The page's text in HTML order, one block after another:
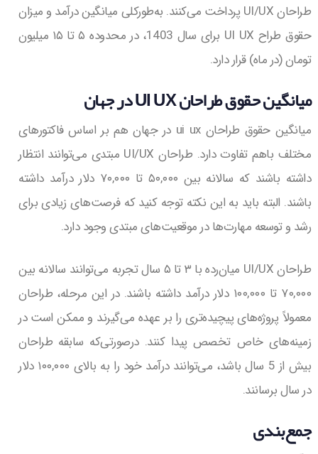
طراحان UI/UX پرداخت می‌کنند. به‌طورکلی میانگین درآمد و میزان
حقوق طراح UI UX برای سال 1403، در محدوده ۵ تا ۱۵ میلیون
تومان (در ماه) قرار دارد.
میانگین حقوق طراحان UI UX در جهان
میانگین حقوق طراحان ui ux در جهان هم بر اساس فاکتورهای
مختلف باهم تفاوت دارد. طراحان UI/UX مبتدی می‌توانند انتظار
داشته باشند که سالانه بین ۵۰,۰۰۰ تا ۷۰,۰۰۰ دلار درآمد داشته
باشند. البته باید به این نکته توجه کنید که فرصت‌های زیادی برای
رشد و توسعه مهارت‌ها در موقعیت‌های مبتدی وجود دارد.
طراحان UI/UX میان‌رده با ۳ تا ۵ سال تجربه می‌توانند سالانه بین
۷۰,۰۰۰ تا ۱۰۰,۰۰۰ دلار درآمد داشته باشند. در این مرحله، طراحان
معمولاً پروژه‌های پیچیده‌تری را بر عهده می‌گیرند و ممکن است در
زمینه‌های خاص تخصص پیدا کنند. درصورتی‌که سابقه طراحان
بیش از 5 سال باشد، می‌توانند درآمد خود را به بالای ۱۰۰,۰۰۰ دلار
در سال برسانند.
جمع‌بندی